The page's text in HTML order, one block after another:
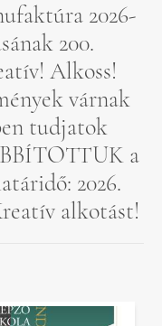
2026-
200.
Alkoss!
várnak
tudjatok
a
2026.
alkotást!